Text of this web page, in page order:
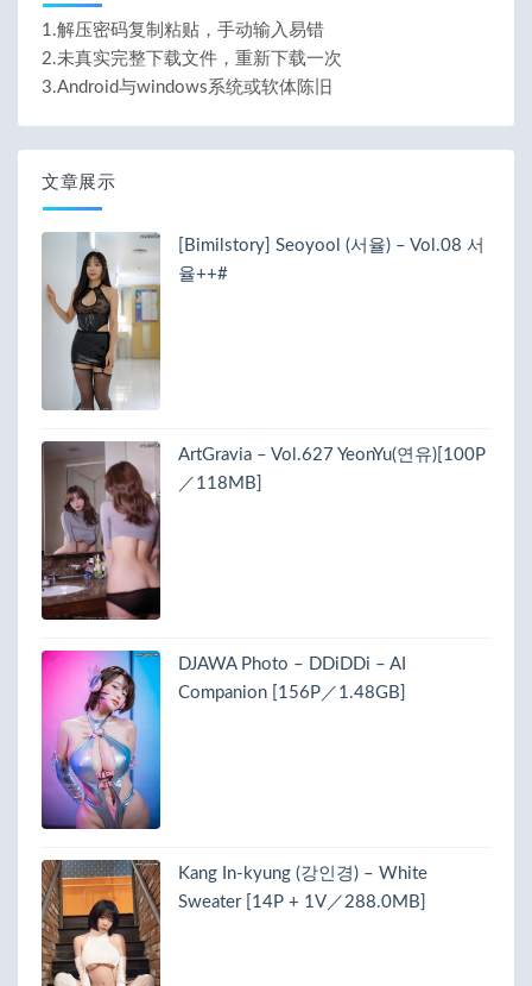
1.解压密码复制粘贴，手动输入易错
2.未真实完整下载文件，重新下载一次
3.Android与windows系统或软体陈旧
文章展示
[Bimilstory] Seoyool (서율) – Vol.08 서
율++#
ArtGravia – Vol.627 YeonYu(연유)[100P
／118MB]
DJAWA Photo – DDiDDi – AI
Companion [156P／1.48GB]
Kang In-kyung (강인경) – White
Sweater [14P + 1V／288.0MB]